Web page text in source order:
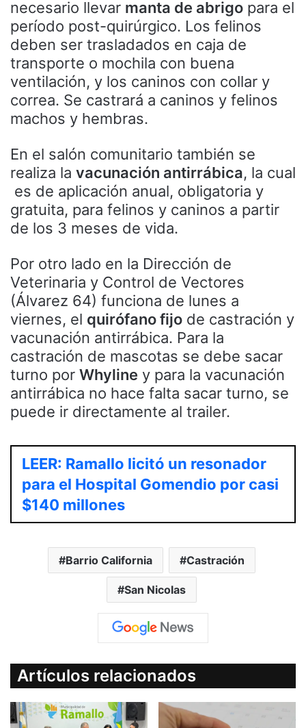
necesario llevar manta de abrigo para el
período post-quirúrgico. Los felinos
deben ser trasladados en caja de
transporte o mochila con buena
ventilación, y los caninos con collar y
correa. Se castrará a caninos y felinos
machos y hembras.
En el salón comunitario también se
realiza la vacunación antirrábica, la cual
es de aplicación anual, obligatoria y
gratuita, para felinos y caninos a partir
de los 3 meses de vida.
Por otro lado en la Dirección de
Veterinaria y Control de Vectores
(Álvarez 64) funciona de lunes a
viernes, el quirófano fijo de castración y
vacunación antirrábica. Para la
castración de mascotas se debe sacar
turno por Whyline y para la vacunación
antirrábica no hace falta sacar turno, se
puede ir directamente al trailer.
LEER: Ramallo licitó un resonador
para el Hospital Gomendio por casi
$140 millones
Barrio California Castración
San Nicolas
Artículos relacionados